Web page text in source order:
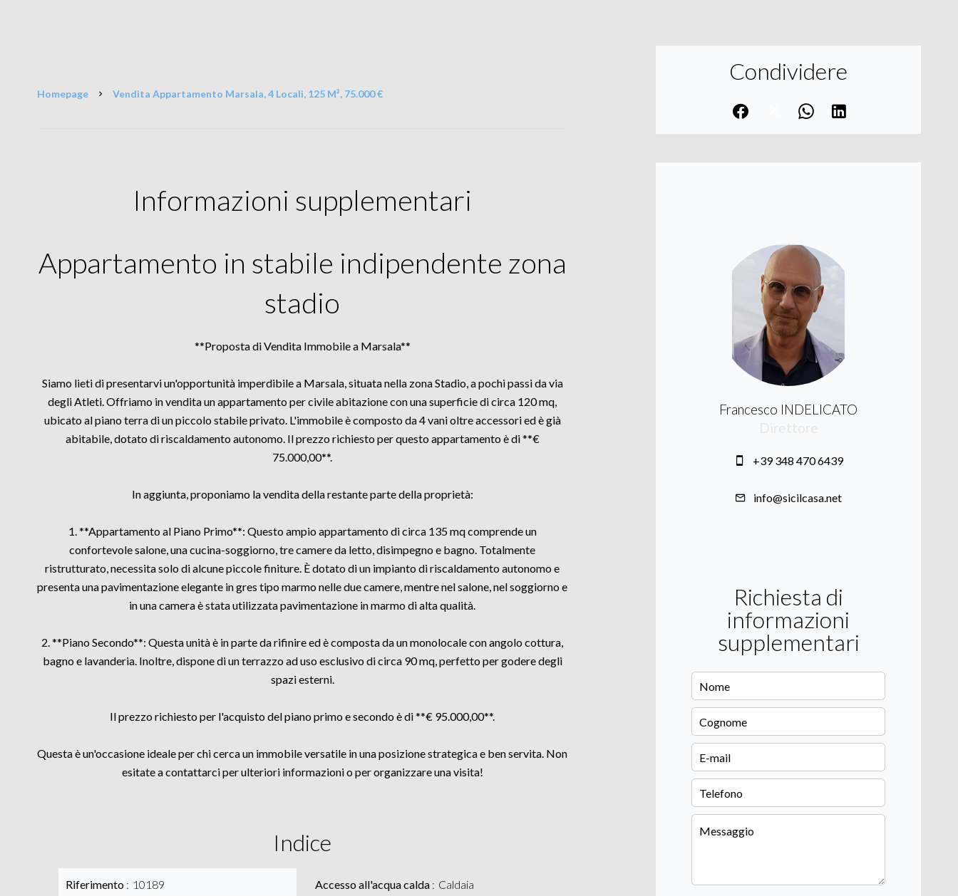
Homepage Vendita Appartamento Marsala, 4 Locali, 125 M², 75.000 €
Informazioni supplementari
Appartamento in stabile indipendente zona
stadio
**Proposta di Vendita Immobile a Marsala**
Siamo lieti di presentarvi un'opportunità imperdibile a Marsala, situata nella zona Stadio, a pochi passi da via
degli Atleti. Offriamo in vendita un appartamento per civile abitazione con una superficie di circa 120 mq,
ubicato al piano terra di un piccolo stabile privato. L'immobile è composto da 4 vani oltre accessori ed è già
abitabile, dotato di riscaldamento autonomo. Il prezzo richiesto per questo appartamento è di **€
75.000,00**.
In aggiunta, proponiamo la vendita della restante parte della proprietà:
1. **Appartamento al Piano Primo**: Questo ampio appartamento di circa 135 mq comprende un
confortevole salone, una cucina-soggiorno, tre camere da letto, disimpegno e bagno. Totalmente
ristrutturato, necessita solo di alcune piccole finiture. È dotato di un impianto di riscaldamento autonomo e
presenta una pavimentazione elegante in gres tipo marmo nelle due camere, mentre nel salone, nel soggiorno e
in una camera è stata utilizzata pavimentazione in marmo di alta qualità.
2. **Piano Secondo**: Questa unità è in parte da rifinire ed è composta da un monolocale con angolo cottura,
bagno e lavanderia. Inoltre, dispone di un terrazzo ad uso esclusivo di circa 90 mq, perfetto per godere degli
spazi esterni.
Il prezzo richiesto per l'acquisto del piano primo e secondo è di **€ 95.000,00**.
Questa è un'occasione ideale per chi cerca un immobile versatile in una posizione strategica e ben servita. Non
esitate a contattarci per ulteriori informazioni o per organizzare una visita!
Indice
Riferimento 10189 Accesso all'acqua calda Caldaia
Condividere
Francesco INDELICATO
+39 348 470 6439
info@sicilcasa.net
Richiesta di
informazioni
supplementari